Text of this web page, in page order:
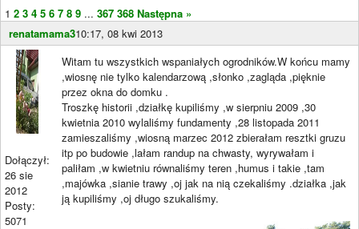
1 2 3 4 5 6 7 8 9 ... 367 368 Następna »
renatamama310:17, 08 kwi 2013
Dołączył:
26 sie
2012
Posty:
5071
Witam tu wszystkich wspaniałych ogrodników.W końcu mamy
,wiosnę nie tylko kalendarzową ,słonko ,zagląda ,pięknie
przez okna do domku .
Troszkę historii ,działkę kupiliśmy ,w sierpniu 2009 ,30
kwietnia 2010 wylaliśmy fundamenty ,28 listopada 2011
zamieszaliśmy ,wiosną marzec 2012 zbierałam resztki gruzu
itp po budowie ,lałam randup na chwasty, wyrywałam i
paliłam ,w kwietniu równaliśmy teren ,humus i takie ,tam
,majówka ,sianie trawy ,oj jak na nią czekaliśmy .działka ,jak
ją kupiliśmy ,oj długo szukaliśmy.